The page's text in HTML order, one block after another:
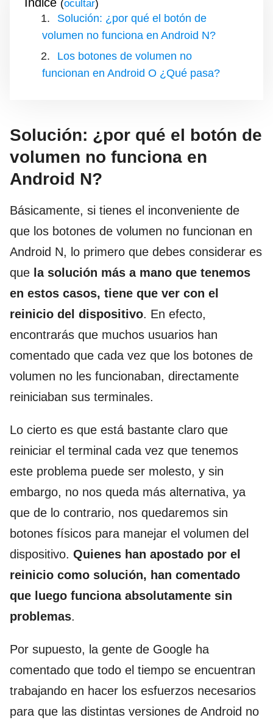
( )
Solución: ¿por qué el botón de
volumen no funciona en Android N?
Los botones de volumen no
funcionan en Android O ¿Qué pasa?
Solución: ¿por qué el botón de
volumen no funciona en
Android N?
Básicamente, si tienes el inconveniente de
que los botones de volumen no funcionan en
Android N, lo primero que debes considerar es
que la solución más a mano que tenemos
en estos casos, tiene que ver con el
reinicio del dispositivo. En efecto,
encontrarás que muchos usuarios han
comentado que cada vez que los botones de
volumen no les funcionaban, directamente
reiniciaban sus terminales.
Lo cierto es que está bastante claro que
reiniciar el terminal cada vez que tenemos
este problema puede ser molesto, y sin
embargo, no nos queda más alternativa, ya
que de lo contrario, nos quedaremos sin
botones físicos para manejar el volumen del
dispositivo. Quienes han apostado por el
reinicio como solución, han comentado
que luego funciona absolutamente sin
problemas.
Por supuesto, la gente de Google ha
comentado que todo el tiempo se encuentran
trabajando en hacer los esfuerzos necesarios
para que las distintas versiones de Android no